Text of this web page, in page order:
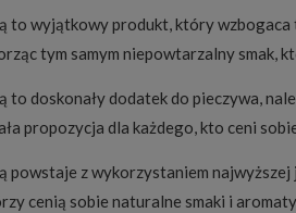
to wyjątkowy produkt, który
tym samym niepowtarzalny smak,
to doskonały dodatek do pieczywa,
propozycja dla każdego, kto ceni
powstaje z wykorzystaniem
cenią sobie naturalne smaki i